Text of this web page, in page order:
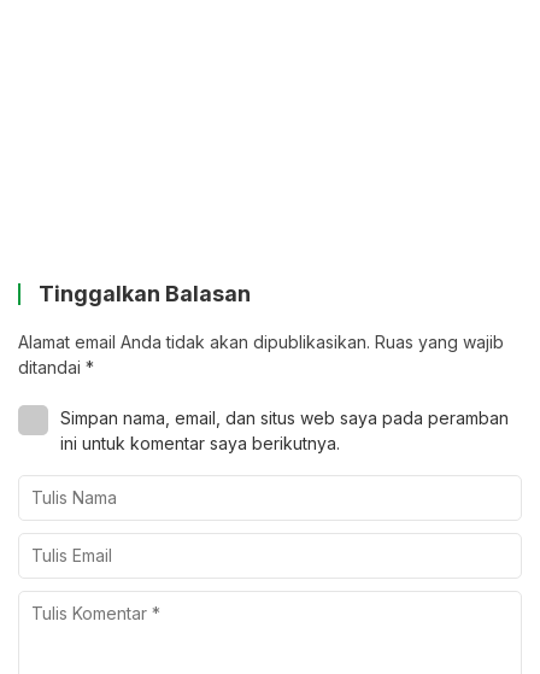
Tinggalkan Balasan
Alamat email Anda tidak akan dipublikasikan. Ruas yang wajib
ditandai *
Simpan nama, email, dan situs web saya pada peramban
ini untuk komentar saya berikutnya.